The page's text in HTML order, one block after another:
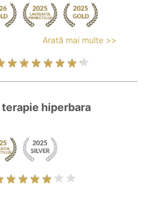
Arată mai multe >>
hiperbara